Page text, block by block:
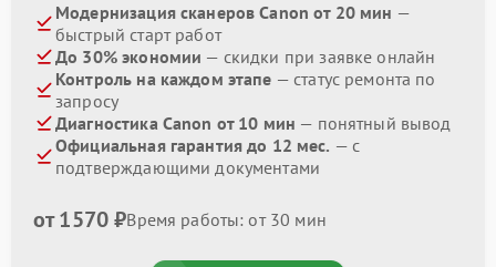
Модернизация сканеров Canon от 20 мин —
быстрый старт работ
До 30% экономии — скидки при заявке онлайн
Контроль на каждом этапе — статус ремонта по
запросу
Диагностика Canon от 10 мин — понятный вывод
Официальная гарантия до 12 мес. — с
подтверждающими документами
от 1570 ₽Время работы: от 30 мин